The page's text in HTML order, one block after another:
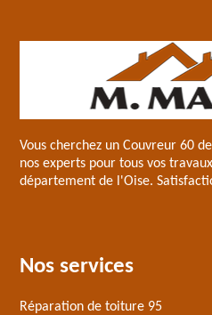
Vous cherchez unCouvreur 60
nos experts pour tous vos
département de l'Oise.
Nos services
Réparation de toiture 95